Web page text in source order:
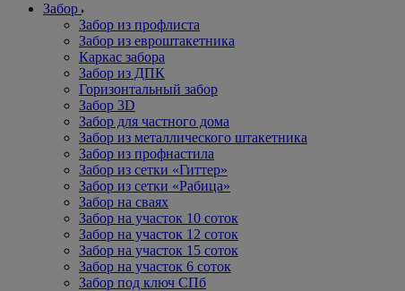
Забор
Забор из профлиста
Забор из евроштакетника
Каркас забора
Забор из ДПК
Горизонтальный забор
Забор 3D
Забор для частного дома
Забор из металлического штакетника
Забор из профнастила
Забор из сетки «Гиттер»
Забор из сетки «Рабица»
Забор на сваях
Забор на участок 10 соток
Забор на участок 12 соток
Забор на участок 15 соток
Забор на участок 6 соток
Забор под ключ СПб